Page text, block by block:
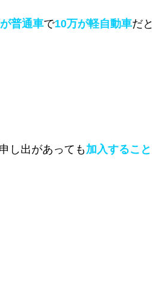
普通車で10万が軽自動車だと
し出があっても加入すること